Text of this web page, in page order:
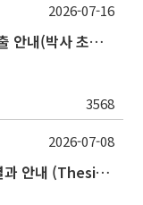
2026학년도 2학기 논문작성계획서 제출 안내(박사 초심 일정 포함)_Thesis Proposal
3568
2026-07-16
2026학년도 1학기 석·박사 논문심사 결과 안내 (Thesis Defense Result)
2026-07-08